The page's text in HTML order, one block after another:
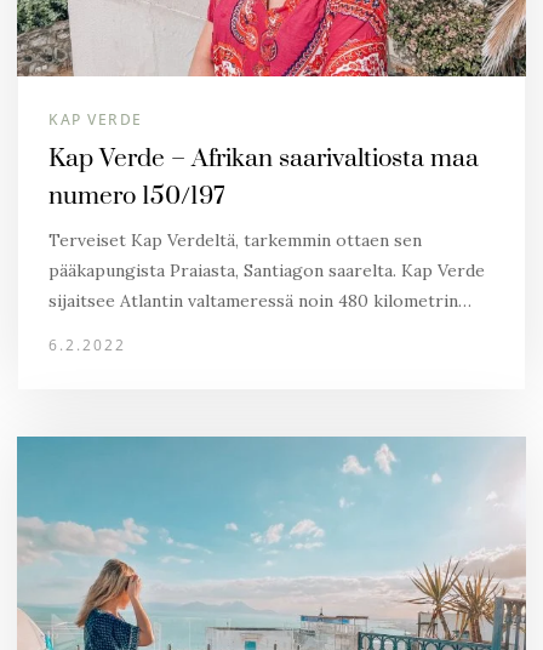
KAP VERDE
Kap Verde – Afrikan saarivaltiosta maa
numero 150/197
Terveiset Kap Verdeltä, tarkemmin ottaen sen
pääkapungista Praiasta, Santiagon saarelta. Kap Verde
sijaitsee Atlantin valtameressä noin 480 kilometrin…
6.2.2022